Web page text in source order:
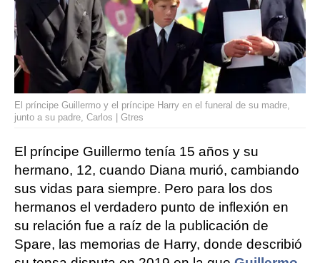
El príncipe Guillermo y el príncipe Harry en el funeral de su madre,
junto a su padre, Carlos | Gtres
El príncipe Guillermo tenía 15 años y su
hermano, 12, cuando Diana murió, cambiando
sus vidas para siempre. Pero para los dos
hermanos el verdadero punto de inflexión en
su relación fue a raíz de la publicación de
Spare, las memorias de Harry, donde describió